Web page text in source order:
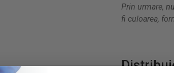
Prin urmare,
fi culoarea,